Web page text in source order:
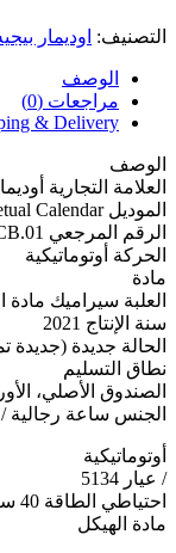
التصنيف: اوديمار
الوصف
مراجعات (0)
& Delivery
الوصف
العلامة التجارية
الموديل Royal Oak Perpetual Calendar
الرقم المرجعي 26579CB.OO.1225CB.01
الحركة أوتوماتيكية
مادة
العلبة سيراميك
سنة الإنتاج 2021
الحالة جديدة (جديدة
نطاق التسليم
الصندوق الأصلي،
الجنس ساعة رجالية
أوتوماتيكية
/ عيار 5134
احتياطي الطاقة 40 ساعة
مادة الهيكل